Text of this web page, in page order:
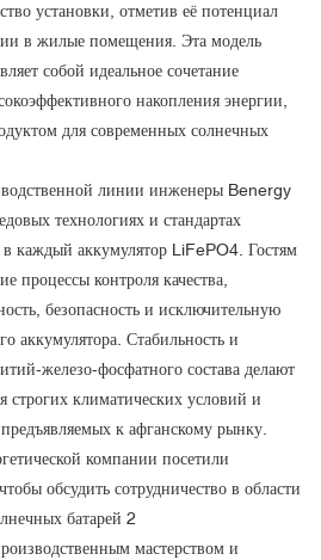
установки, отметив её потенциал
в жилые помещения. Эта модель
собой идеальное сочетание
накопления энергии,
для современных солнечных
линии инженеры Benergy
технологиях и стандартах
каждый аккумулятор LiFePO4. Гостям
процессы контроля качества,
безопасность и исключительную
аккумулятора. Стабильность и
железо-фосфатного состава делают
строгих климатических условий и
к афганскому рынку.
мастерством и